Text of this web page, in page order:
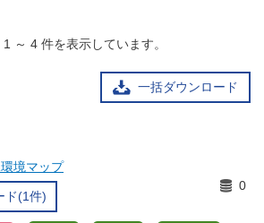
1 ～ 4 件を表示しています。
一括ダウンロード
境マップ
ド(1件)
0